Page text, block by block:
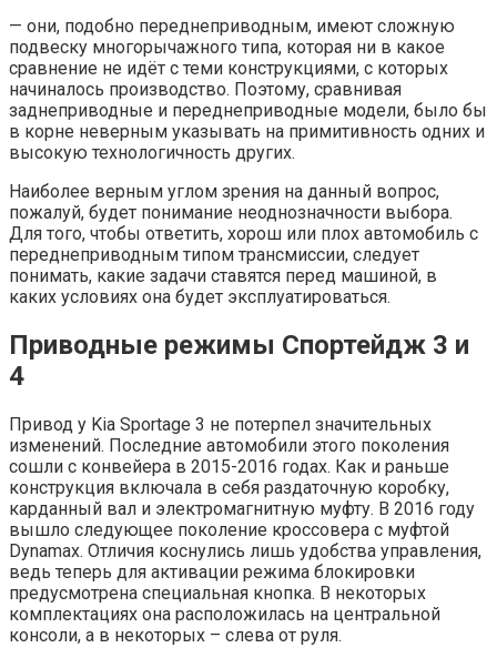
— они, подобно переднеприводным, имеют сложную
подвеску многорычажного типа, которая ни в какое
сравнение не идёт с теми конструкциями, с которых
начиналось производство. Поэтому, сравнивая
заднеприводные и переднеприводные модели, было бы
в корне неверным указывать на примитивность одних и
высокую технологичность других.
Наиболее верным углом зрения на данный вопрос,
пожалуй, будет понимание неоднозначности выбора.
Для того, чтобы ответить, хорош или плох автомобиль с
переднеприводным типом трансмиссии, следует
понимать, какие задачи ставятся перед машиной, в
каких условиях она будет эксплуатироваться.
Приводные режимы Спортейдж 3 и
4
Привод у Kia Sportage 3 не потерпел значительных
изменений. Последние автомобили этого поколения
сошли с конвейера в 2015-2016 годах. Как и раньше
конструкция включала в себя раздаточную коробку,
карданный вал и электромагнитную муфту. В 2016 году
вышло следующее поколение кроссовера с муфтой
Dynamax. Отличия коснулись лишь удобства управления,
ведь теперь для активации режима блокировки
предусмотрена специальная кнопка. В некоторых
комплектациях она расположилась на центральной
консоли, а в некоторых – слева от руля.